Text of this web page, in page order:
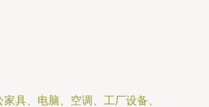
具、电脑、空调、工厂设备、